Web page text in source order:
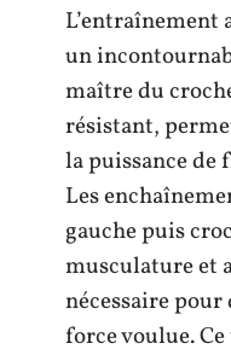
L’entraînement
un
maître du
résistant,
la puissance de
Les
gauche puis
musculature et
nécessaire
force voulue.